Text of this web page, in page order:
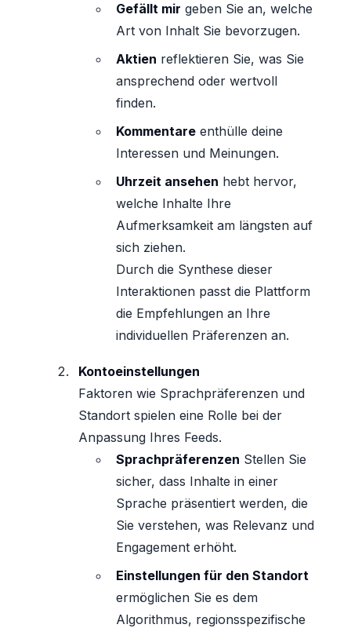
Gefällt mir geben Sie an, welche
Art von Inhalt Sie bevorzugen.
Aktien reflektieren Sie, was Sie
ansprechend oder wertvoll
finden.
Kommentare enthülle deine
Interessen und Meinungen.
Uhrzeit ansehen hebt hervor,
welche Inhalte Ihre
Aufmerksamkeit am längsten auf
sich ziehen.
Durch die Synthese dieser
Interaktionen passt die Plattform
die Empfehlungen an Ihre
individuellen Präferenzen an.
Kontoeinstellungen
Faktoren wie Sprachpräferenzen und
Standort spielen eine Rolle bei der
Anpassung Ihres Feeds.
Sprachpräferenzen Stellen Sie
sicher, dass Inhalte in einer
Sprache präsentiert werden, die
Sie verstehen, was Relevanz und
Engagement erhöht.
Einstellungen für den Standort
ermöglichen Sie es dem
Algorithmus, regionsspezifische